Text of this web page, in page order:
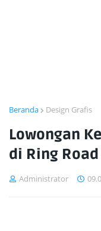
Beranda Design Grafis
Lowongan
di Ring
Administrator